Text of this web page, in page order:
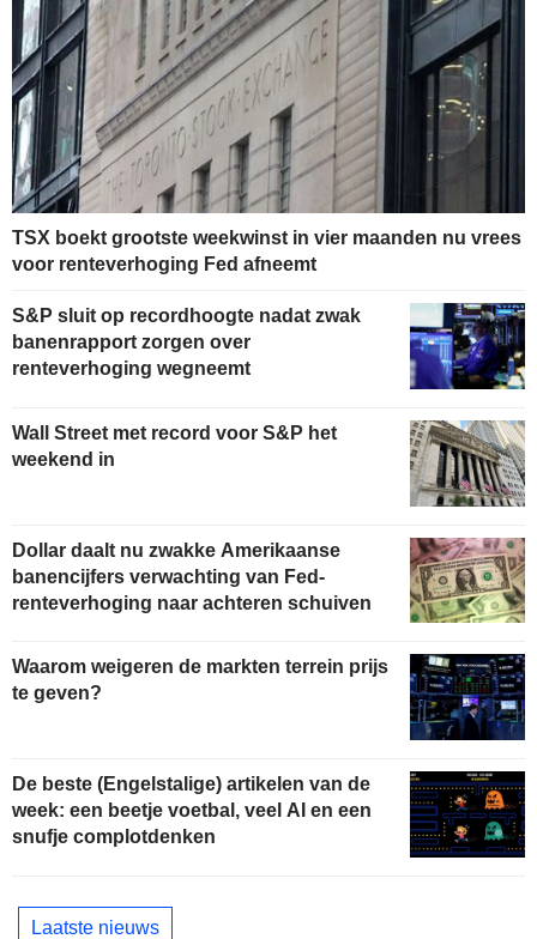
TSX boekt grootste weekwinst in vier maanden nu vrees
voor renteverhoging Fed afneemt
S&P sluit op recordhoogte nadat zwak
banenrapport zorgen over
renteverhoging wegneemt
Wall Street met record voor S&P het
weekend in
Dollar daalt nu zwakke Amerikaanse
banencijfers verwachting van Fed-
renteverhoging naar achteren schuiven
Waarom weigeren de markten terrein prijs
te geven?
De beste (Engelstalige) artikelen van de
week: een beetje voetbal, veel AI en een
snufje complotdenken
Laatste nieuws